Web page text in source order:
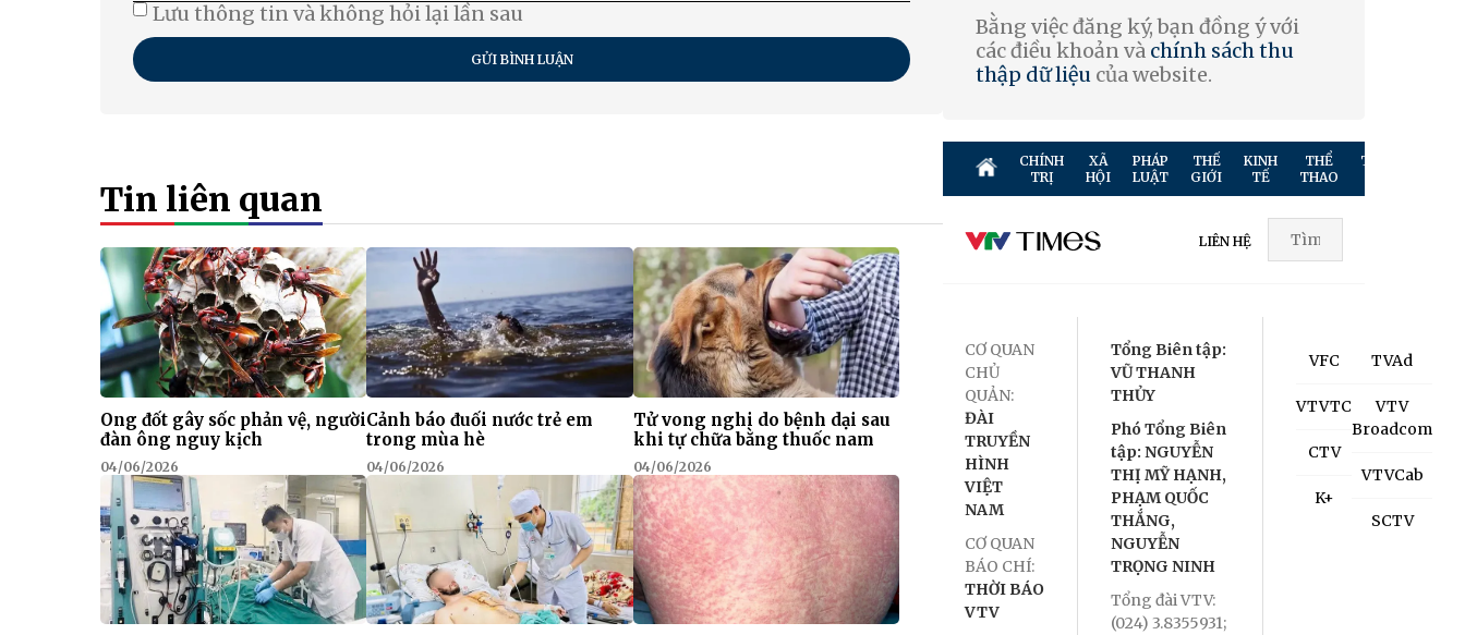
Lưu thông tin và không hỏi lại lần sau
GỬI BÌNH LUẬN
Tin liên quan
Ong đốt gây sốc phản vệ, người
đàn ông nguy kịch
04/06/2026
Cảnh báo đuối nước trẻ em
trong mùa hè
04/06/2026
Tử vong nghi do bệnh dại sau
khi tự chữa bằng thuốc nam
04/06/2026
Bằng việc đăng ký, bạn đồng ý với
các điều khoản và chính sách thu
thập dữ liệu của website.
CHÍNH
TRỊ
XÃ
HỘI
PHÁP
LUẬT
THẾ
GIỚI
KINH
TẾ
THỂ
THAO
TRUYỀN
LIÊN HỆ
CƠ QUAN
CHỦ
QUẢN:
ĐÀI
TRUYỀN
HÌNH
VIỆT
NAM
CƠ QUAN
BÁO CHÍ:
THỜI BÁO
VTV
Tổng Biên tập:
VŨ THANH
THỦY
Phó Tổng Biên
tập: NGUYỄN
THỊ MỸ HẠNH,
PHẠM QUỐC
THẮNG,
NGUYỄN
TRỌNG NINH
Tổng đài VTV:
(024) 3.8355931;
VFC
VTVTC
CTV
K+
TVAd
VTV
Broadcom
VTVCab
SCTV